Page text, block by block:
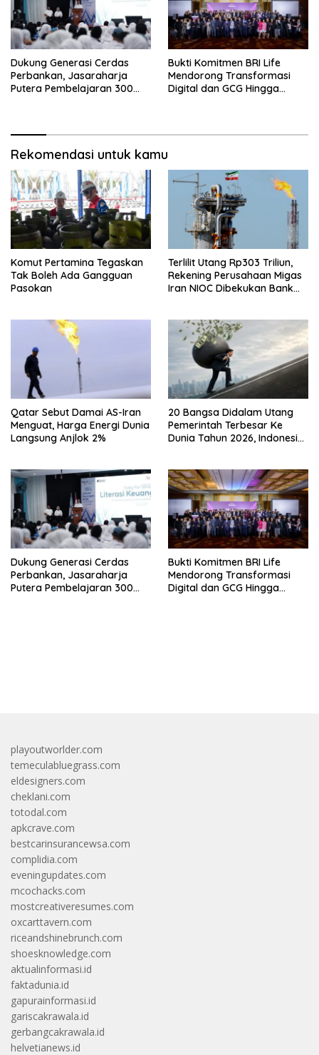
Dukung Generasi Cerdas
Perbankan, Jasaraharja
Putera Pembelajaran 300
Bukti Komitmen BRI Life
Mendorong Transformasi
Digital dan GCG Hingga
Rekomendasi untuk kamu
Komut Pertamina Tegaskan
Tak Boleh Ada Gangguan
Pasokan
Terlilit Utang Rp303 Triliun,
Rekening Perusahaan Migas
Iran NIOC Dibekukan Bank
Qatar Sebut Damai AS-Iran
Menguat, Harga Energi Dunia
Langsung Anjlok 2%
20 Bangsa Didalam Utang
Pemerintah Terbesar Ke
Dunia Tahun 2026, Indonesia
Dukung Generasi Cerdas
Perbankan, Jasaraharja
Putera Pembelajaran 300
Bukti Komitmen BRI Life
Mendorong Transformasi
Digital dan GCG Hingga
playoutworlder.com
temeculabluegrass.com
eldesigners.com
cheklani.com
totodal.com
apkcrave.com
bestcarinsurancewsa.com
complidia.com
eveningupdates.com
mcochacks.com
mostcreativeresumes.com
oxcarttavern.com
riceandshinebrunch.com
shoesknowledge.com
aktualinformasi.id
faktadunia.id
gapurainformasi.id
gariscakrawala.id
gerbangcakrawala.id
helvetianews.id